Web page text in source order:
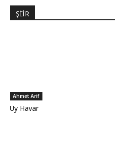
ŞİİR
Ahmet Arif
Uy Havar